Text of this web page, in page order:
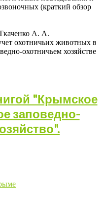
(краткий обзор
А. А.
охотничьих животных в
охотничьем хозяйстве
"Крымское
заповедно-